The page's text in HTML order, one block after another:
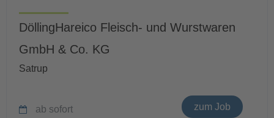
DöllingHareico Fleisch- und Wurstwaren
GmbH & Co. KG
Satrup
ab sofort zum Job